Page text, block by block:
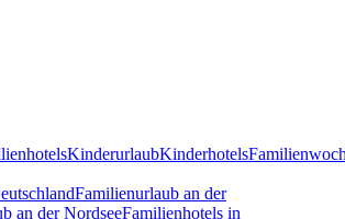
KinderurlaubKinderhotels
Familienurlaub an der
an der NordseeFamilienhotels in